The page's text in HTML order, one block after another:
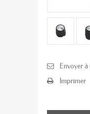
Envoyer à
Imprimer